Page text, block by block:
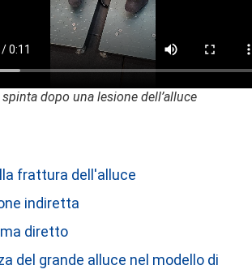
dopo una lesione dell’alluce
frattura dell'alluce
indiretta
diretto
del grande alluce nel modello di